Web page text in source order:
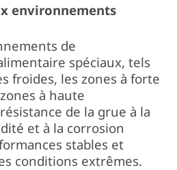
environnements
de
spéciaux, tels
froides, les zones à forte
à haute
de la grue à la
et à la corrosion
stables et
conditions extrêmes.